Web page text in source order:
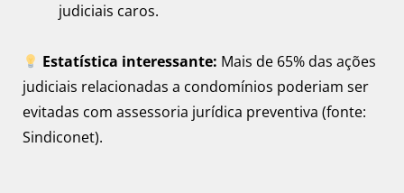
judiciais caros.
Estatística interessante: Mais de 65% das ações
judiciais relacionadas a condomínios poderiam ser
evitadas com assessoria jurídica preventiva (fonte:
Sindiconet).